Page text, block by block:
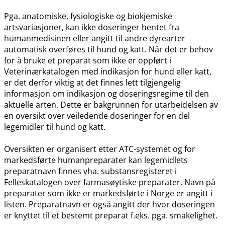
Pga. anatomiske, fysiologiske og biokjemiske
artsvariasjoner, kan ikke doseringer hentet fra
humanmedisinen eller angitt til andre dyrearter
automatisk overføres til hund og katt. Når det er behov
for å bruke et preparat som ikke er oppført i
Veterinærkatalogen med indikasjon for hund eller katt,
er det derfor viktig at det finnes lett tilgjengelig
informasjon om indikasjon og doseringsregime til den
aktuelle arten. Dette er bakgrunnen for utarbeidelsen av
en oversikt over veiledende doseringer for en del
legemidler til hund og katt.
Oversikten er organisert etter ATC-systemet og for
markedsførte humanpreparater kan legemidlets
preparatnavn finnes vha. substansregisteret i
Felleskatalogen over farmasøytiske preparater. Navn på
preparater som ikke er markedsførte i Norge er angitt i
listen. Preparatnavn er også angitt der hvor doseringen
er knyttet til et bestemt preparat f.eks. pga. smakelighet.